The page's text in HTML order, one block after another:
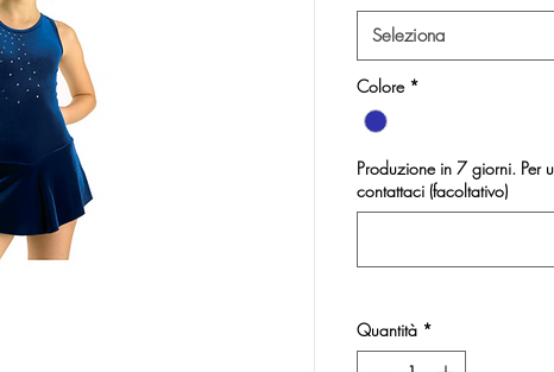
Seleziona
Colore *
Produzione in 7 giorni. Per
contattaci (facoltativo)
Quantità *